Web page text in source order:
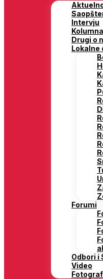
Intervju
Drugi o
Lokalne
Forumi
Odbori i
Video